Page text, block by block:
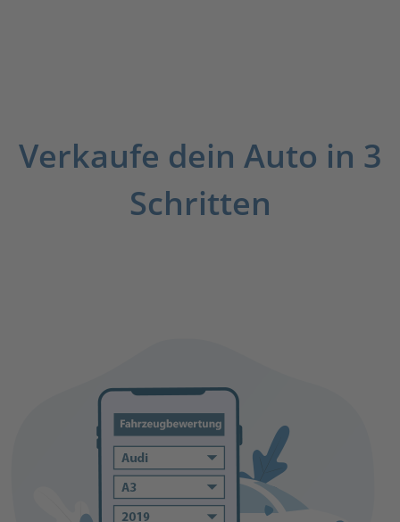
Verkaufe dein Auto in 3
Schritten